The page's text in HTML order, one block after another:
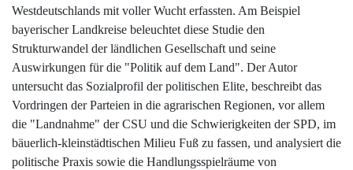
Westdeutschlands mit voller Wucht erfassten. Am Beispiel
bayerischer Landkreise beleuchtet diese Studie den
Strukturwandel der ländlichen Gesellschaft und seine
Auswirkungen für die "Politik auf dem Land". Der Autor
untersucht das Sozialprofil der politischen Elite, beschreibt das
Vordringen der Parteien in die agrarischen Regionen, vor allem
die "Landnahme" der CSU und die Schwierigkeiten der SPD, im
bäuerlich-kleinstädtischen Milieu Fuß zu fassen, und analysiert die
politische Praxis sowie die Handlungsspielräume von